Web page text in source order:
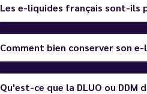
Les e-liquides français sont-ils
Comment bien conserver son e-
Qu'est-ce que la DLUO ou